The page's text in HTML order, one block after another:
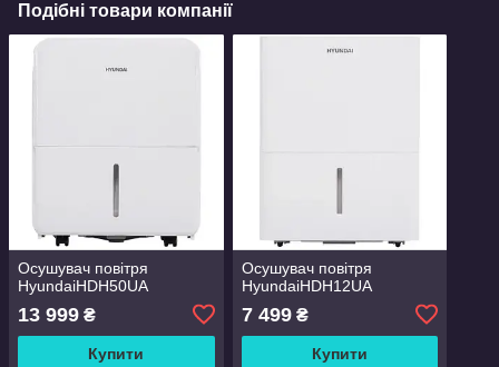
Подібні товари компанії
Осушувач повітря
HyundaiHDH50UA
13 999 ₴
Купити
Осушувач повітря
HyundaiHDH12UA
7 499₴
Купити